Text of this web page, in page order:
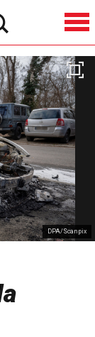
DPA/Scanpix